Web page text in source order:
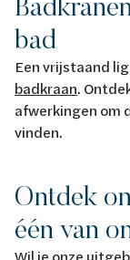
bad
Een vrijstaand
badkraan.
afwerkingen om
vinden.
Ontdek
één van
Wil je onze